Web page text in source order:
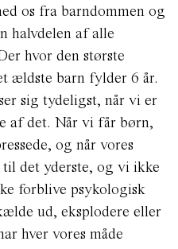
os fra barndommen og
halvdelen af alle
hvor den største
ældste barn fylder 6 år.
sig tydeligst, når vi er
af det. Når vi får børn,
og når vores
til det yderste, og vi ikke
forblive psykologisk
ud, eksplodere eller
hver vores måde